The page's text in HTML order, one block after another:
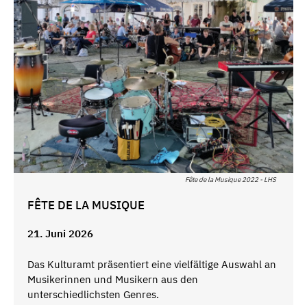
Fête de la Musique 2022 - LHS
FÊTE DE LA MUSIQUE
21. Juni 2026
Das Kulturamt präsentiert eine vielfältige Auswahl an
Musikerinnen und Musikern aus den
unterschiedlichsten Genres.